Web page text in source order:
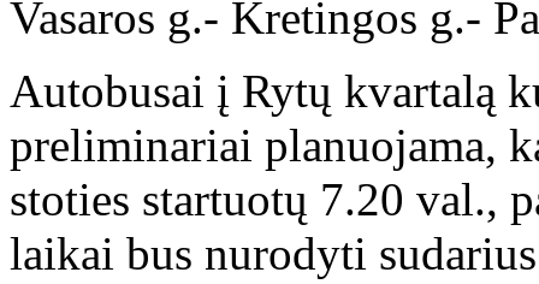
Vasaros g.- Kretingos g.-
Autobusai į Rytų kvartalą
preliminariai planuojama,
stoties startuotų 7.20 val.,
laikai bus nurodyti